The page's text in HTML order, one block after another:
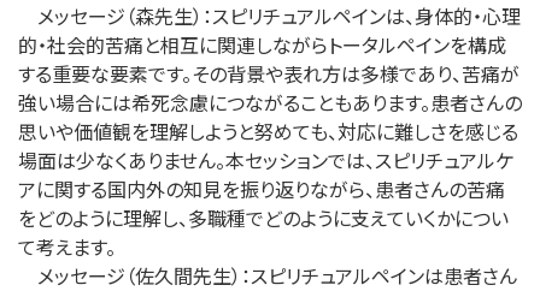
メッセージ（森先生）：スピリチュアルペインは、身体的・心理
的・社会的苦痛と相互に関連しながらトータルペインを構成
する重要な要素です。その背景や表れ方は多様であり、苦痛が
強い場合には希死念慮につながることもあります。患者さんの
思いや価値観を理解しようと努めても、対応に難しさを感じる
場面は少なくありません。本セッションでは、スピリチュアルケ
アに関する国内外の知見を振り返りながら、患者さんの苦痛
をどのように理解し、多職種でどのように支えていくかについ
て考えます。
メッセージ（佐久間先生）：スピリチュアルペインは患者さん